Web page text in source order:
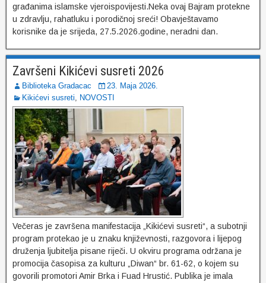
građanima islamske vjeroispovijesti.Neka ovaj Bajram protekne
u zdravlju, rahatluku i porodičnoj sreći! Obavještavamo
korisnike da je srijeda, 27.5.2026.godine, neradni dan.
Završeni Kikićevi susreti 2026
Biblioteka Gradacac
23. Maja 2026.
Kikićevi susreti, NOVOSTI
Večeras je završena manifestacija „Kikićevi susreti“, a subotnji
program protekao je u znaku književnosti, razgovora i lijepog
druženja ljubitelja pisane riječi. U okviru programa održana je
promocija časopisa za kulturu „Diwan“ br. 61-62, o kojem su
govorili promotori Amir Brka i Fuad Hrustić. Publika je imala